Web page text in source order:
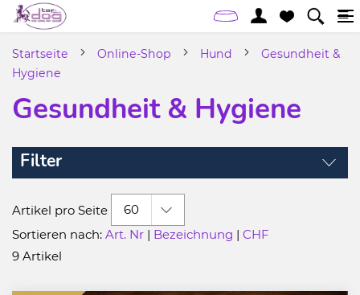
Startseite Online-Shop Hund
Gesundheit &
Hygiene
Gesundheit & Hygiene
Filter
Artikel pro Seite
60
Sortieren nach: Art. Nr | Bezeichnung | CHF
9 Artikel